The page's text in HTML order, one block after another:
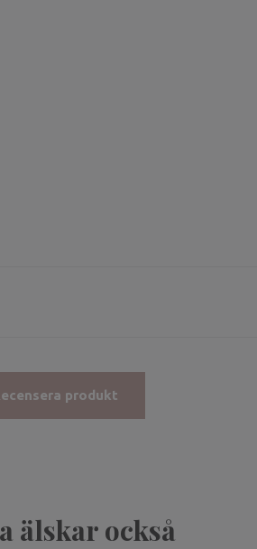
produkt
älskar också